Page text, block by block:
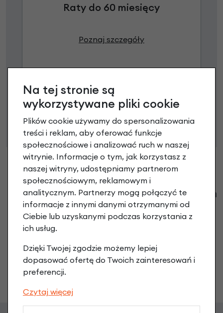
Raty do 60 miesięcy
Poznaj szczegóły
Niniejsza propozycja nie stanowi oferty w rozumieniu art.
66 Kodeksu Cywilnego. Ostateczna decyzja o warunkach
zdolności kredytowej.
Klienci zadali następujące pytania o ten
produkt
Nikt wcześniej niemiał pytań do tego produktu? A Ty o
Na tej stronie są
wykorzystywane pliki cookie
Plików cookie używamy do spersonalizowania
treści i reklam, aby oferować funkcje
społecznościowe i analizować ruch w naszej
witrynie. Informacje o tym, jak korzystasz z
naszej witryny, udostępniamy partnerom
społecznościowym, reklamowym i
analitycznym. Partnerzy mogą połączyć te
informacje z innymi danymi otrzymanymi od
Ciebie lub uzyskanymi podczas korzystania z
ich usług.
Dzięki Twojej zgodzie możemy lepiej
dopasować ofertę do Twoich zainteresowań i
preferencji.
Czytaj więcej